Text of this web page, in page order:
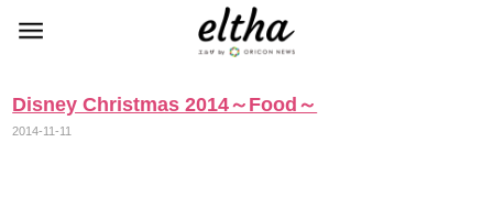
Disney Christmas 2014～Food～
2014-11-11